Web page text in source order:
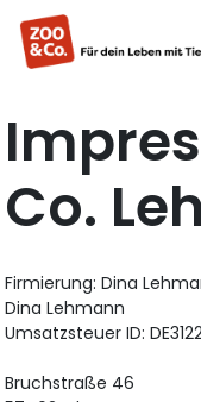
Co.
Firmierung: Dina
Dina Lehmann
Umsatzsteuer ID:
Bruchstraße 46